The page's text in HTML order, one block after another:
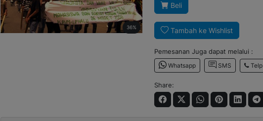
36%
Beli
Tambah ke Wishlist
Pemesanan Juga dapat melalui :
Whatsapp SMS Telp
Share: